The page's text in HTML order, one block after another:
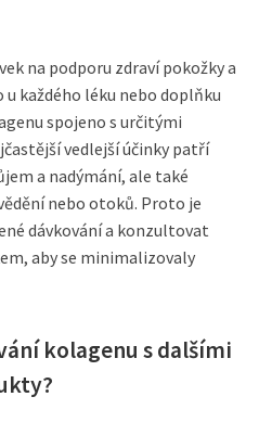
na podporu zdraví pokožky a
u každého léku nebo doplňku
spojeno s určitými
vedlejší účinky patří
a nadýmání, ale také
nebo otoků. Proto je
dávkování a konzultovat
aby se minimalizovaly
kolagenu s dalšími